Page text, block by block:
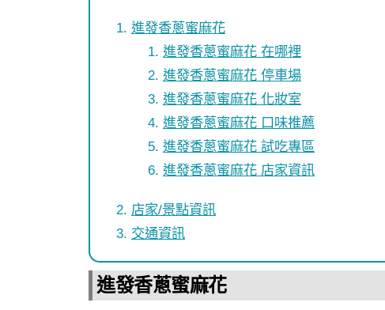
進發香蔥蜜麻花
進發香蔥蜜麻花 在哪裡
進發香蔥蜜麻花 停車場
進發香蔥蜜麻花 化妝室
進發香蔥蜜麻花 口味推薦
進發香蔥蜜麻花 試吃專區
進發香蔥蜜麻花 店家資訊
店家/景點資訊
交通資訊
進發香蔥蜜麻花